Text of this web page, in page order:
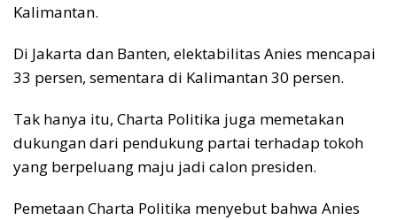
Kalimantan.
Di Jakarta dan Banten, elektabilitas Anies mencapai
33 persen, sementara di Kalimantan 30 persen.
Tak hanya itu, Charta Politika juga memetakan
dukungan dari pendukung partai terhadap tokoh
yang berpeluang maju jadi calon presiden.
Pemetaan Charta Politika menyebut bahwa Anies